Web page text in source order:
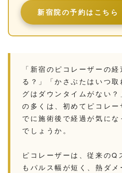
新宿院の予約はこちら
「新宿のピコレーザーの
る？」「かさぶたはいつ
グはダウンタイムがない
の多くは、初めてピコレ
でに施術後で経過が気に
でしょうか。
ピコレーザーは、従来のQ
もパルス幅が短く、熱ダ